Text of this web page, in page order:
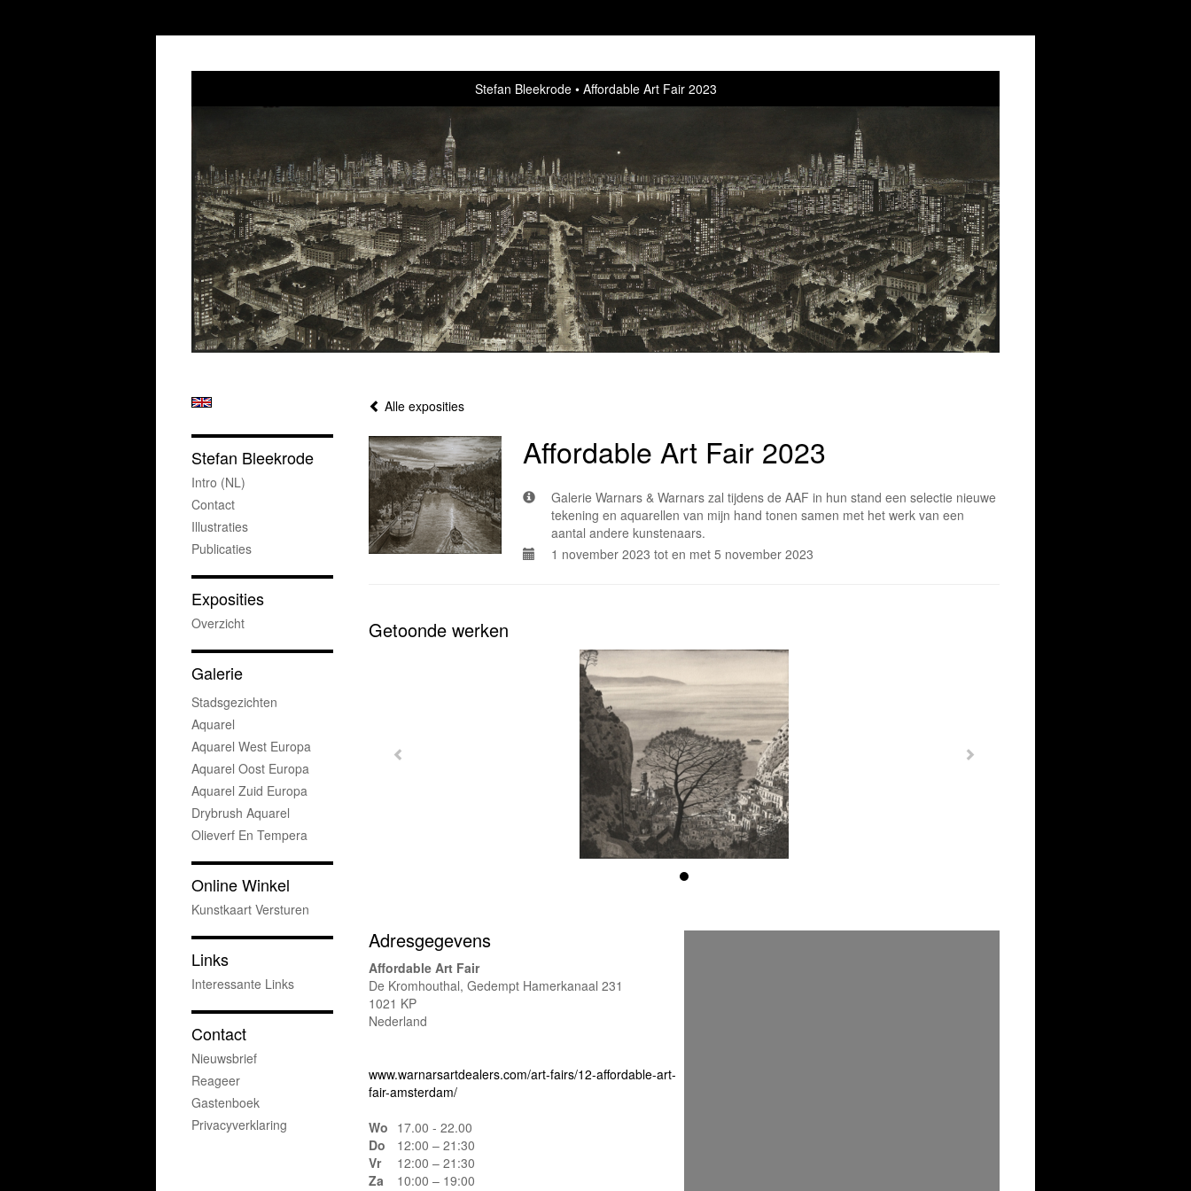
Stefan Bleekrode Affordable Art Fair 2023
Alle exposities
Affordable Art Fair 2023
Galerie Warnars & Warnars zal tijdens de AAF in hun stand een selectie nieuwe
tekening en aquarellen van mijn hand tonen samen met het werk van een
aantal andere kunstenaars.
1 november 2023 tot en met 5 november 2023
Getoonde werken
Adresgegevens
Affordable Art Fair
De Kromhouthal, Gedempt Hamerkanaal 231
1021 KP
Nederland
www.warnarsartdealers.com/art-fairs/12-affordable-art-
fair-amsterdam/
Wo 17.00 - 22.00
Do
12:00 – 21:30
Vr
12:00 – 21:30
Za
10:00 – 19:00
Stefan Bleekrode
Intro (NL)
Contact
Illustraties
Publicaties
Exposities
Overzicht
Galerie
Stadsgezichten
Aquarel
Aquarel West Europa
Aquarel Oost Europa
Aquarel Zuid Europa
Drybrush Aquarel
Olieverf En Tempera
Online Winkel
Kunstkaart Versturen
Links
Interessante Links
Contact
Nieuwsbrief
Reageer
Gastenboek
Privacyverklaring